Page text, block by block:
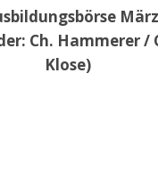
Ch. Hammerer /
Klose)